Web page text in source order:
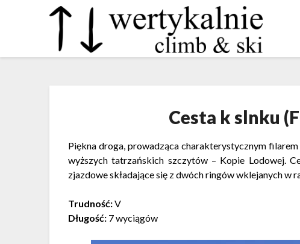
Cesta k slnku
Piękna droga, prowadząca charakterystycznym
wyższych tatrzańskich szczytów – Kopie Lodowej.
zjazdowe składające się z dwóch ringów wklejanych w
Trudność:V
Długość: 7 wyciągów